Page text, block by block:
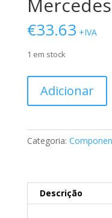
€33.63 +IVA
1 em stock
Cabo
teto
A2115408905
Adicionar
Categoria:
Descrição